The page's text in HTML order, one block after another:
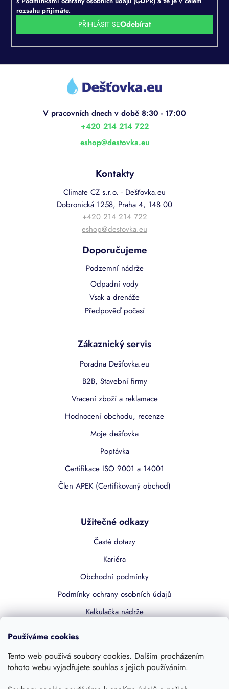
Používáme cookies
Tento web používá soubory cookies. Dalším procházením
tohoto webu vyjadřujete souhlas s jejich používáním.
rozsahu přijímáte.
PŘIHLÁSIT SE
Z
eshop@destovka.eu
+420 214 214 722
Kontakty
Climate CZ s.r.o. - Dešťovka.eu
Dobronická 1258, Praha 4, 148 00
+420 214 214 722
eshop@destovka.eu
Doporučujeme
Podzemní nádrže
Odpadní vody
Vsak a drenáže
Předpověď počasí
Zákaznický servis
Poradna Dešťovka.eu
B2B, Stavební firmy
Vracení zboží a reklamace
Hodnocení obchodu, recenze
Moje dešťovka
Poptávka
Certifikace ISO 9001 a 14001
Člen APEK (Certifikovaný obchod)
Užitečné odkazy
Časté dotazy
Kariéra
Obchodní podmínky
Podmínky ochrany osobních údajů
Kalkulačka nádrže
Kontakty